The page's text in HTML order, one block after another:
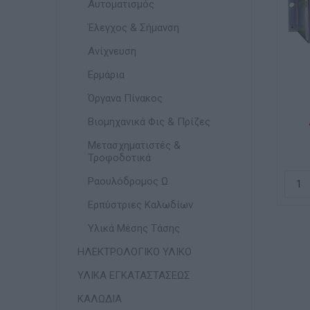
Αυτοματισμός
Έλεγχος & Σήμανση
Ανίχνευση
Ερμάρια
Όργανα Πίνακος
Βιομηχανικά Φις & Πρίζες
Μετασχηματιστές &
Τροφοδοτικά
Ραουλόδρομος Ω
Ερπύστριες Καλωδίων
Υλικά Μέσης Τάσης
ΗΛΕΚΤΡΟΛΟΓΙΚΟ ΥΛΙΚΟ
ΥΛΙΚΑ ΕΓΚΑΤΑΣΤΑΣΕΩΣ
ΚΑΛΩΔΙΑ